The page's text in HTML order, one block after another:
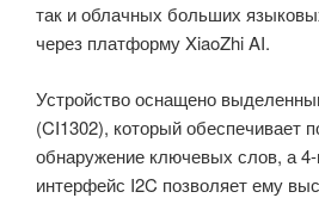
так и облачных больших
через платформу XiaoZhi AI.
Устройство оснащено
(CI1302), который обеспечивает
обнаружение ключевых слов, а 4-
интерфейс I2C позволяет ему